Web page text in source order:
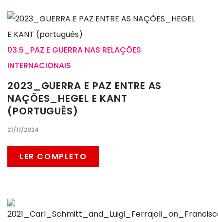
03.5_PAZ E GUERRA NAS RELAÇÕES
INTERNACIONAIS
2023_GUERRA E PAZ ENTRE AS
NAÇÕES_HEGEL E KANT
(PORTUGUÊS)
21/11/2024
LER COMPLETO